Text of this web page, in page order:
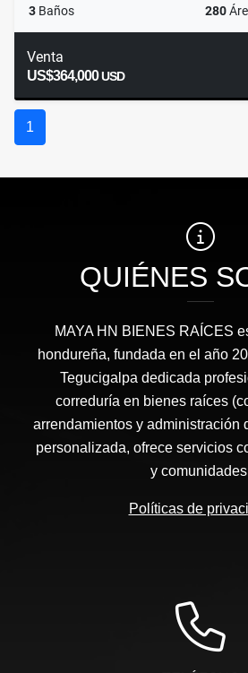
3 Baños 280
Venta
US$364,000USD
1
QUIÉNES
MAYA HN BIENES RAÍCES​
hondureña, fundada en el año
Tegucigalpa dedicada
correduría en bienes raíces
arrendamientos y administración
personalizada, ofrece servicios
y
Políticas de